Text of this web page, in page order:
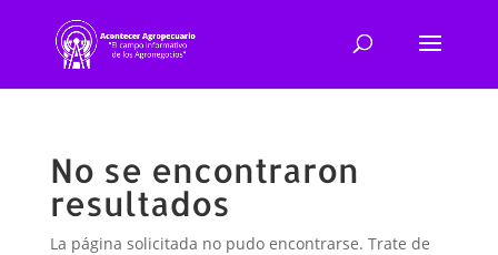
No se encontraron
resultados
La página solicitada no pudo encontrarse. Trate de